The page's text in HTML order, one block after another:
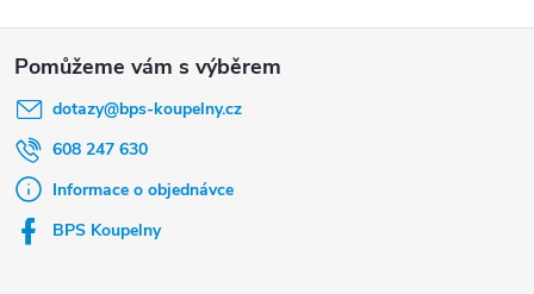
dotazy@bps-koupelny.cz
608 247 630
Informace o objednávce
BPS Koupelny